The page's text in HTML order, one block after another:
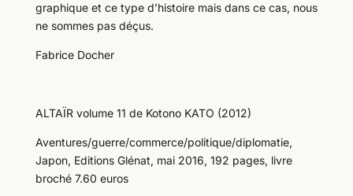
graphique et ce type d’histoire mais dans ce cas, nous
ne sommes pas déçus.
Fabrice Docher
ALTAÏR volume 11 de Kotono KATO (2012)
Aventures/guerre/commerce/politique/diplomatie,
Japon, Editions Glénat, mai 2016, 192 pages, livre
broché 7.60 euros